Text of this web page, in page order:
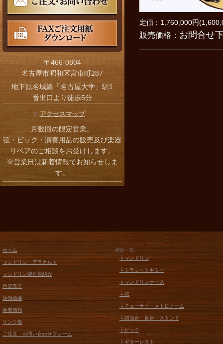
定価：1,760,000円
販売価格： お問合せ
〒466-0804
名古屋市昭和区宮東町287
地下鉄名城線「名古屋大学」駅1
番出口より徒歩5分
アクセスマップ
月数回の限定営業。
弦・ピック・演奏用品の販売及び楽器
リペアのご相談をお受けします。
※営業日は新着情報でお知らせしま
す。
ホーム
マンドリン・アラカルト
マンドリン製作家紹介
音楽教室
店舗概要
新着情報
リンク集
ご注文・お問い合わせフォーム
通販一覧
└ マンドリン
└ クラシックギター
└ マンドリンケース
└ 弦
└ チューナー・メトロノーム
└ 譜面台・足台・スタンド
└ ピック
└ ギターレスト